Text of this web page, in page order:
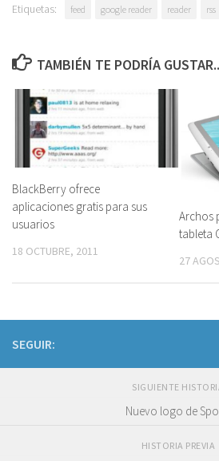
Etiquetas: feed google reader reader rss
TAMBIÉN TE PODRÍA
BlackBerry ofrece
aplicaciones gratis para sus
usuarios
18 OCTUBRE, 2011
Archos
tableta
27
SEGUIR:
SIGUIENTE
Nuevo logo de
HISTORIA PREVIA